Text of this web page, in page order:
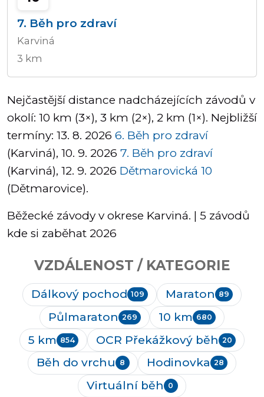
7. Běh pro zdraví
Karviná
3 km
Nejčastější distance nadcházejících závodů v
okolí: 10 km (3×), 3 km (2×), 2 km (1×). Nejbližší
termíny: 13. 8. 2026 6. Běh pro zdraví
(Karviná), 10. 9. 2026 7. Běh pro zdraví
(Karviná), 12. 9. 2026 Dětmarovická 10
(Dětmarovice).
Běžecké závody v okrese Karviná. | 5 závodů
kde si zaběhat 2026
VZDÁLENOST / KATEGORIE
Dálkový pochod 109 Maraton 89
Půlmaraton 269 10 km 680
5 km 854 OCR Překážkový běh 20
Běh do vrchu 8 Hodinovka 28
Virtuální běh 0